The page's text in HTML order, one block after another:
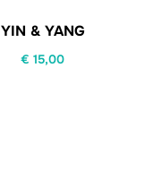
YIN & YANG
€ 15,00